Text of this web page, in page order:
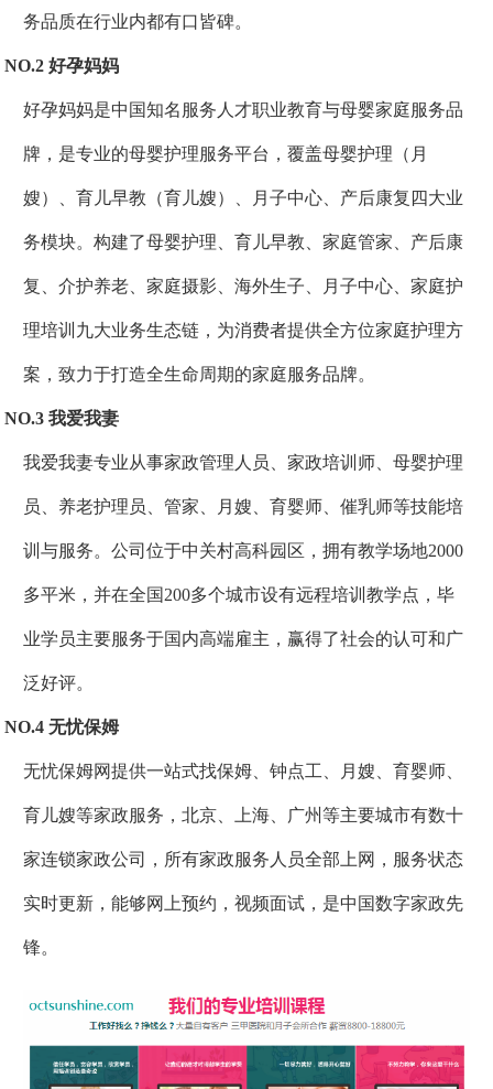
务品质在行业内都有口皆碑。
NO.2 好孕妈妈
好孕妈妈是中国知名服务人才职业教育与母婴家庭服务品
牌，是专业的母婴护理服务平台，覆盖母婴护理（月
嫂）、育儿早教（育儿嫂）、月子中心、产后康复四大业
务模块。构建了母婴护理、育儿早教、家庭管家、产后康
复、介护养老、家庭摄影、海外生子、月子中心、家庭护
理培训九大业务生态链，为消费者提供全方位家庭护理方
案，致力于打造全生命周期的家庭服务品牌。
NO.3 我爱我妻
我爱我妻专业从事家政管理人员、家政培训师、母婴护理
员、养老护理员、管家、月嫂、育婴师、催乳师等技能培
训与服务。公司位于中关村高科园区，拥有教学场地2000
多平米，并在全国200多个城市设有远程培训教学点，毕
业学员主要服务于国内高端雇主，赢得了社会的认可和广
泛好评。
NO.4 无忧保姆
无忧保姆网提供一站式找保姆、钟点工、月嫂、育婴师、
育儿嫂等家政服务，北京、上海、广州等主要城市有数十
家连锁家政公司，所有家政服务人员全部上网，服务状态
实时更新，能够网上预约，视频面试，是中国数字家政先
锋。